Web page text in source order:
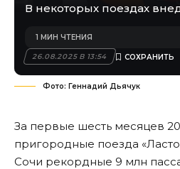
В некоторых поездах
26.08.2025 В 13:54
1 МИН ЧТЕНИЯ
Фото: Геннадий Дьячук
За первые шесть месяцев
пригородные поезда
Сочи рекордные 9 млн